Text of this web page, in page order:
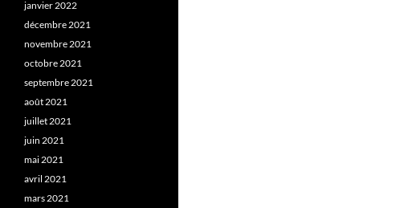
janvier 2022
décembre 2021
novembre 2021
octobre 2021
septembre 2021
août 2021
juillet 2021
juin 2021
mai 2021
avril 2021
mars 2021